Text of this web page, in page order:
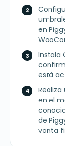
en
Instala
está
en el
de
venta